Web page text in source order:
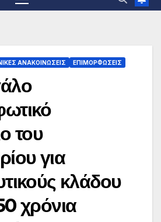
ΑΝΑΚΟΙΝΏΣΕΙΣ ΕΠΙΜΟΡΦΏΣΕΙΣ
του
για
κλάδου
χρόνια